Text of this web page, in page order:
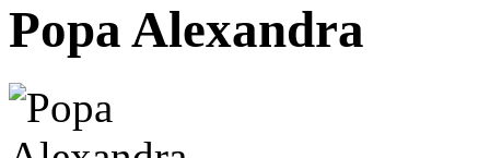
Popa Alexandra